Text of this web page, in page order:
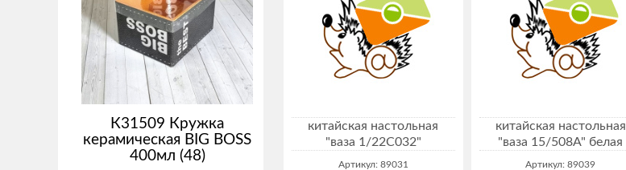
К31509 Кружка
керамическая BIG BOSS
400мл (48)
китайская настольная
"ваза 1/22С032"
Артикул: 89031
китайская настольная
"ваза 15/508А" белая
Артикул: 89039